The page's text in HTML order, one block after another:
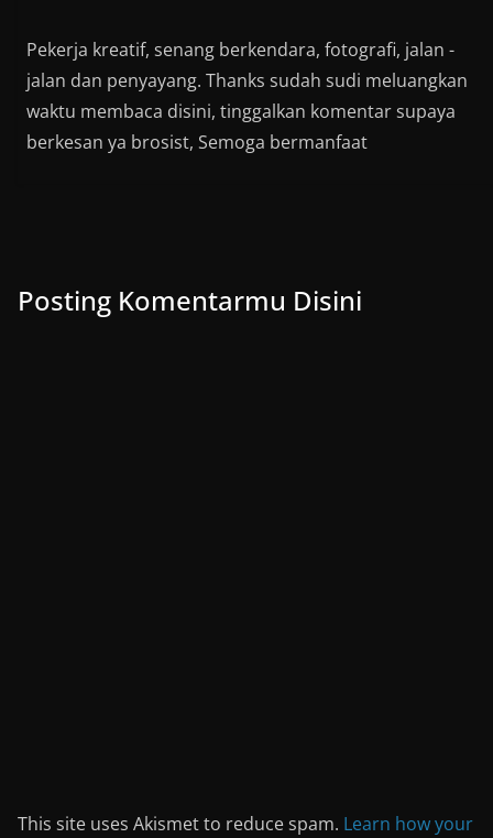
Pekerja kreatif, senang berkendara, fotografi, jalan -
jalan dan penyayang. Thanks sudah sudi meluangkan
waktu membaca disini, tinggalkan komentar supaya
berkesan ya brosist, Semoga bermanfaat
Posting Komentarmu Disini
This site uses Akismet to reduce spam. Learn how your